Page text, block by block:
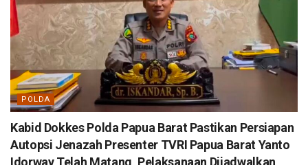
POLDA
Kabid Dokkes Polda Papua Barat Pastikan Persiapan
Autopsi Jenazah Presenter TVRI Papua Barat Yanto
Idorway Telah Matang, Pelaksanaan Dijadwalkan